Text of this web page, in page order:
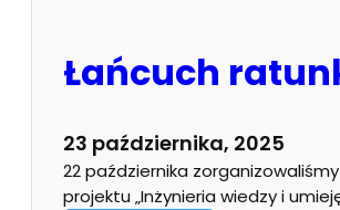
Łańcuch
23 października, 2025
22 października
projektu „Inżynieria wiedzy i